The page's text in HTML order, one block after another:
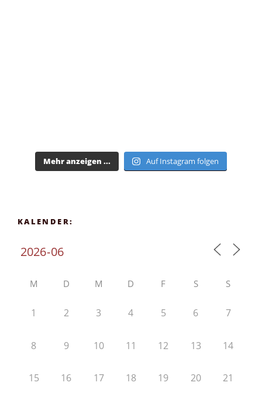
Mehr anzeigen ... Auf Instagram folgen
KALENDER:
M D M D F S S
1 2 3 4 5 6 7
8 9 10 11 12 13 14
15 16 17 18 19 20 21